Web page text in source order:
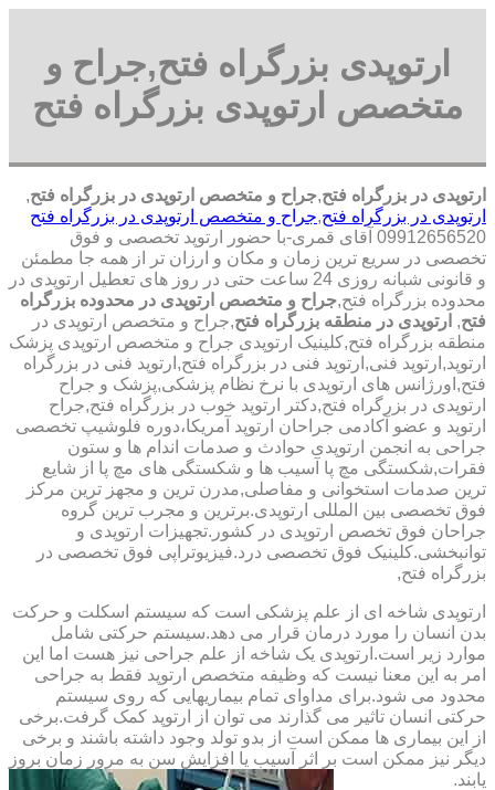
ارتوپدی بزرگراه فتح,جراح و
متخصص ارتوپدی بزرگراه فتح
ارتوپدی در بزرگراه فتح,جراح و متخصص ارتوپدی در بزرگراه فتح,
ارتوپدی در بزرگراه فتح,جراح و متخصص ارتوپدی در بزرگراه فتح
09912656520 آقای قمری-با حضور ارتوپد تخصصی و فوق
تخصصی در سریع ترین زمان و مکان و ارزان تر از همه جا مطمئن
و قانونی شبانه روزی 24 ساعت حتی در روز های تعطیل ارتوپدی در
محدوده بزرگراه فتح,جراح و متخصص ارتوپدی در محدوده بزرگراه
فتح, ارتوپدی در منطقه بزرگراه فتح,جراح و متخصص ارتوپدی در
منطقه بزرگراه فتح,کلینیک ارتوپدی جراح و متخصص ارتوپدی پزشک
ارتوپد,ارتوپد فنی,ارتوپد فنی در بزرگراه فتح,ارتوپد فنی در بزرگراه
فتح,اورژانس های ارتوپدی با نرخ نظام پزشکی,پزشک و جراح
ارتوپدی در بزرگراه فتح,دکتر ارتوپد خوب در بزرگراه فتح,جراح
ارتوپد و عضو آکادمی جراحان ارتوپد آمریکا،دوره فلوشیپ تخصصی
جراحی به انجمن ارتوپدی حوادث و صدمات اندام ها و ستون
فقرات,شکستگی مچ پا آسیب ها و شکستگی های مچ پا از شایع
ترین صدمات استخوانی و مفاصلی,مدرن ترین و مجهز ترین مرکز
فوق تخصصی بین المللی ارتوپدی.برترین ‏و ‏مجرب ‏ترین ‏گروه
‏جراحان ‏فوق ‏تخصص ‏ارتوپدی ‏در ‏کشور.تجهیزات ارتوپدی و
توانبخشی.کلینیک فوق تخصصی درد.فیزیوتراپی فوق تخصصی در
بزرگراه فتح,
ارتوپدی شاخه ای از علم پزشکی است که سیستم اسکلت و حرکت
بدن انسان را مورد درمان قرار می دهد.سیستم حرکتی شامل
موارد زیر است.ارتوپدی یک شاخه از علم جراحی نیز هست اما این
امر به این معنا نیست که وظیفه متخصص ارتوپد فقط به جراحی
محدود می شود.برای مداوای تمام بیماریهایی که روی سیستم
حرکتی انسان تاثیر می گذارند می توان از ارتوپد کمک گرفت.برخی
از این بیماری ها ممکن است از بدو تولد وجود داشته باشند و برخی
دیگر نیز ممکن است بر اثر آسیب یا افزایش سن به مرور زمان بروز
یابند.